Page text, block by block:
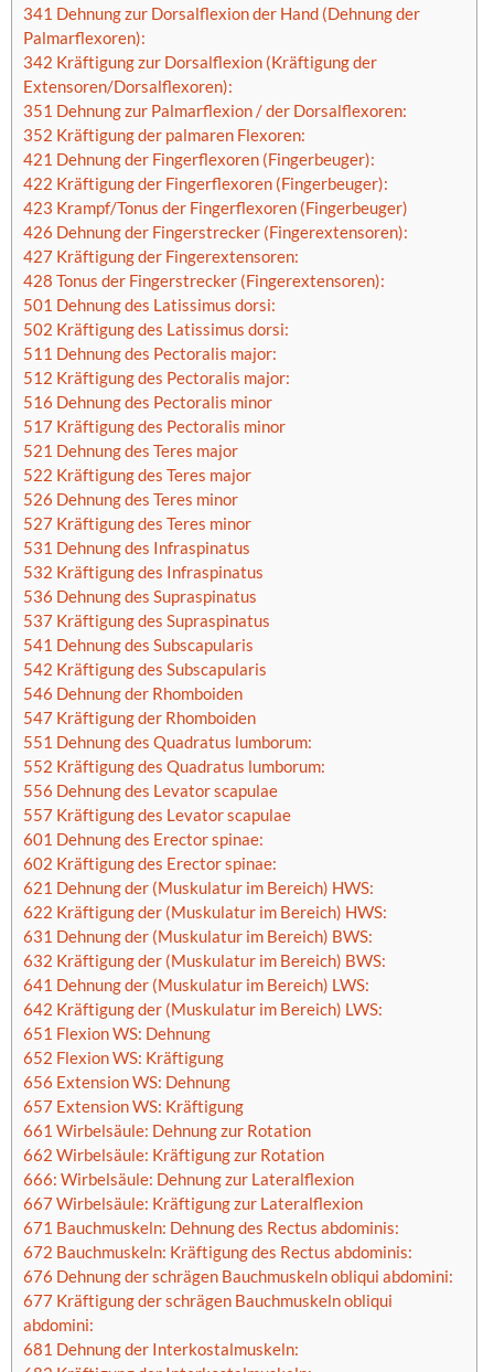
341 Dehnung zur Dorsalflexion der Hand (Dehnung der
Palmarflexoren):
342 Kräftigung zur Dorsalflexion (Kräftigung der
Extensoren/Dorsalflexoren):
351 Dehnung zur Palmarflexion / der Dorsalflexoren:
352 Kräftigung der palmaren Flexoren:
421 Dehnung der Fingerflexoren (Fingerbeuger):
422 Kräftigung der Fingerflexoren (Fingerbeuger):
423 Krampf/Tonus der Fingerflexoren (Fingerbeuger)
426 Dehnung der Fingerstrecker (Fingerextensoren):
427 Kräftigung der Fingerextensoren:
428 Tonus der Fingerstrecker (Fingerextensoren):
501 Dehnung des Latissimus dorsi:
502 Kräftigung des Latissimus dorsi:
511 Dehnung des Pectoralis major:
512 Kräftigung des Pectoralis major:
516 Dehnung des Pectoralis minor
517 Kräftigung des Pectoralis minor
521 Dehnung des Teres major
522 Kräftigung des Teres major
526 Dehnung des Teres minor
527 Kräftigung des Teres minor
531 Dehnung des Infraspinatus
532 Kräftigung des Infraspinatus
536 Dehnung des Supraspinatus
537 Kräftigung des Supraspinatus
541 Dehnung des Subscapularis
542 Kräftigung des Subscapularis
546 Dehnung der Rhomboiden
547 Kräftigung der Rhomboiden
551 Dehnung des Quadratus lumborum:
552 Kräftigung des Quadratus lumborum:
556 Dehnung des Levator scapulae
557 Kräftigung des Levator scapulae
601 Dehnung des Erector spinae:
602 Kräftigung des Erector spinae:
621 Dehnung der (Muskulatur im Bereich) HWS:
622 Kräftigung der (Muskulatur im Bereich) HWS:
631 Dehnung der (Muskulatur im Bereich) BWS:
632 Kräftigung der (Muskulatur im Bereich) BWS:
641 Dehnung der (Muskulatur im Bereich) LWS:
642 Kräftigung der (Muskulatur im Bereich) LWS:
651 Flexion WS: Dehnung
652 Flexion WS: Kräftigung
656 Extension WS: Dehnung
657 Extension WS: Kräftigung
661 Wirbelsäule: Dehnung zur Rotation
662 Wirbelsäule: Kräftigung zur Rotation
666: Wirbelsäule: Dehnung zur Lateralflexion
667 Wirbelsäule: Kräftigung zur Lateralflexion
671 Bauchmuskeln: Dehnung des Rectus abdominis:
672 Bauchmuskeln: Kräftigung des Rectus abdominis:
676 Dehnung der schrägen Bauchmuskeln obliqui abdomini:
677 Kräftigung der schrägen Bauchmuskeln obliqui
abdomini:
681 Dehnung der Interkostalmuskeln: